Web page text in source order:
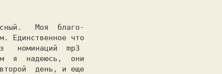
Моя  благо-
Единственное что
номинаций  mp3
я  надеюсь,  они
день, и еще